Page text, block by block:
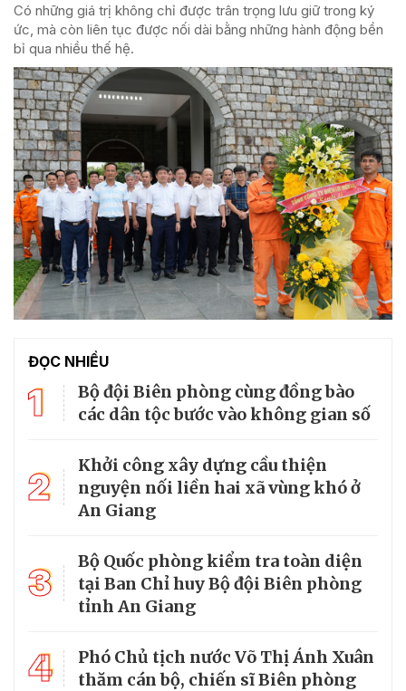
Có những giá trị không chỉ được trân trọng lưu giữ trong ký
ức, mà còn liên tục được nối dài bằng những hành động bền
bỉ qua nhiều thế hệ.
ĐỌC NHIỀU
1
Bộ đội Biên phòng cùng đồng bào
các dân tộc bước vào không gian số
2
Khởi công xây dựng cầu thiện
nguyện nối liền hai xã vùng khó ở
An Giang
3
Bộ Quốc phòng kiểm tra toàn diện
tại Ban Chỉ huy Bộ đội Biên phòng
tỉnh An Giang
4
Phó Chủ tịch nước Võ Thị Ánh Xuân
thăm cán bộ, chiến sĩ Biên phòng